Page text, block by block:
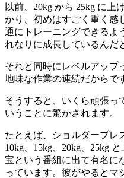
以前、20kg から 25kg に上
かり、初めはすごく重く感
通にトレーニングできるよ
れなりに成長しているんだ
それと同時にレベルアップ
地味な作業の連続だからで
そうすると、いくら頑張っ
いうことに驚かされます。
たとえば、ショルダープレ
10kg、15kg、20kg、25kg
宝という番組に出て有名に
っています。彼がやるとマ